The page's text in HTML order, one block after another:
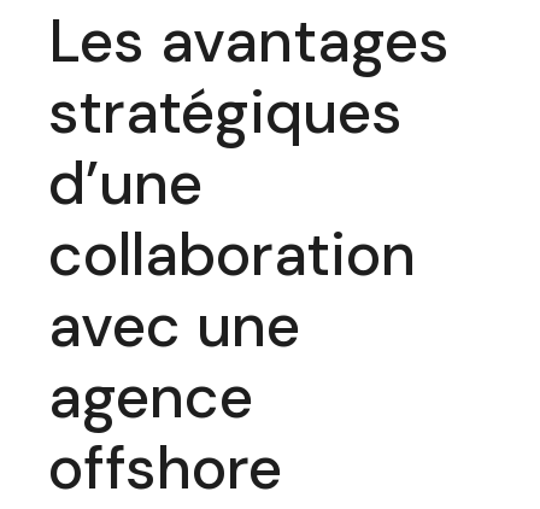
Les avantages
stratégiques
d’une
collaboration
avec une
agence
offshore